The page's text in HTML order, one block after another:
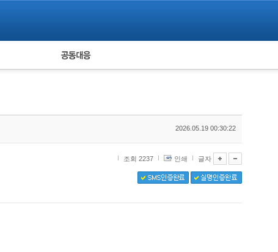
피해자 공동대응
2026.05.19 00:30:22
조회 2237 인쇄 글자